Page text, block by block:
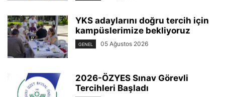
YKS adaylarını doğru tercih için
kampüslerimize bekliyoruz
GENEL 05 Ağustos 2026
2026-ÖZYES Sınav Görevli
Tercihleri Başladı